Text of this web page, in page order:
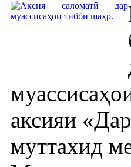
аксияи
муттахид